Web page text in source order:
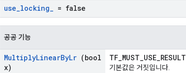
use_locking_ = false
공공 기능
MultiplyLinearByLr (bool
x)
TF_MUST_USE_RESULT
기본값은 거짓입니다.